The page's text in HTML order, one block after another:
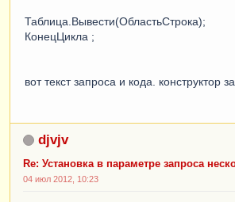
Таблица.Вывести(ОбластьСтрока);
КонецЦикла ;
вот текст запроса и кода. конструктор
djvjv
Re: Установка в параметре запроса
04 июл 2012, 10:23